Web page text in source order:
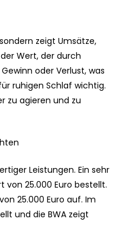
zeigt Umsätze,
Wert, der durch
oder Verlust, was
ruhigen Schlaf wichtig.
zu agieren und zu
Leistungen. Ein sehr
25.000 Euro bestellt.
25.000 Euro auf. Im
und die BWA zeigt